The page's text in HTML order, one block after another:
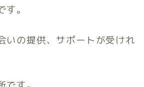
。
いの提供、サポートが受けれ